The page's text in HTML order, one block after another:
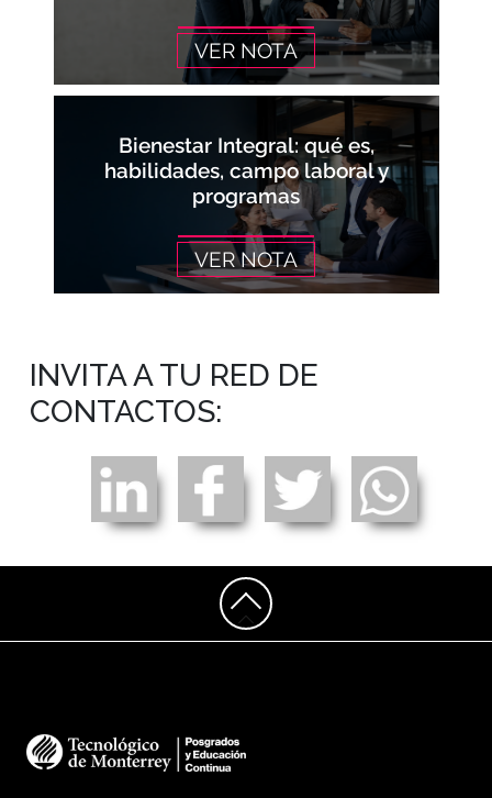
VER NOTA
Bienestar Integral: qué es,
habilidades, campo laboral y
programas
VER NOTA
INVITA A TU RED DE
CONTACTOS: